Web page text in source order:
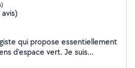
avis)
qui propose essentiellement
vert. Je suis